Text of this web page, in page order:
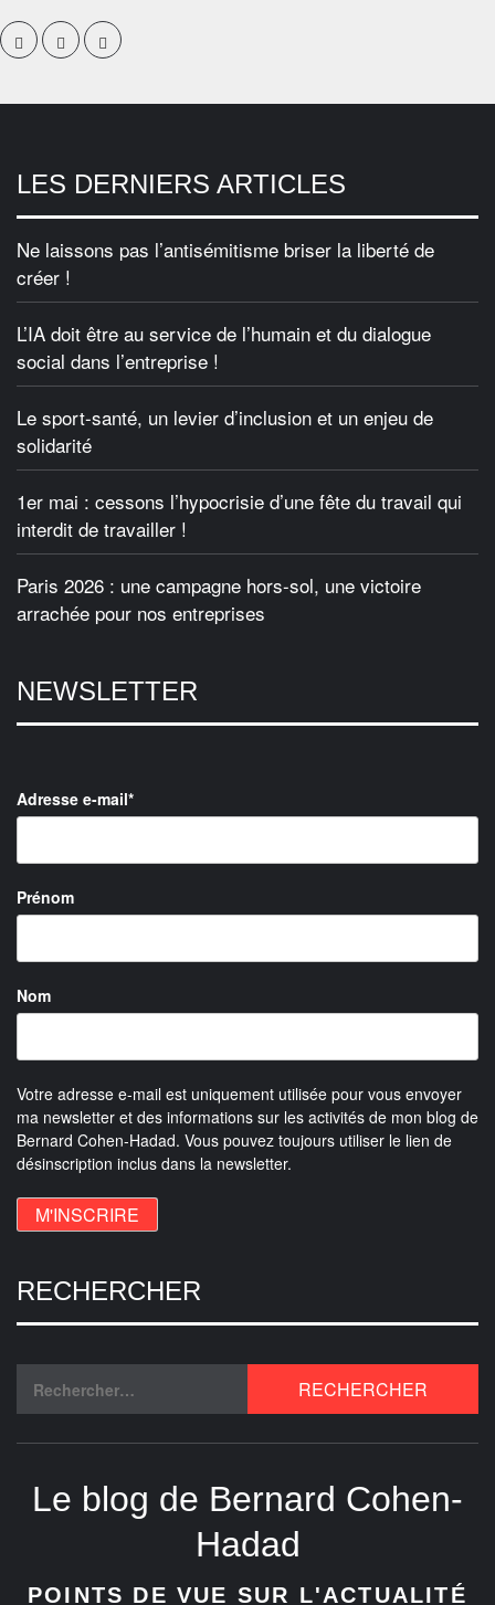
LES DERNIERS ARTICLES
Ne laissons pas l’antisémitisme briser la liberté de
créer !
L’IA doit être au service de l’humain et du dialogue
social dans l’entreprise !
Le sport-santé, un levier d’inclusion et un enjeu de
solidarité
1er mai : cessons l’hypocrisie d’une fête du travail qui
interdit de travailler !
Paris 2026 : une campagne hors-sol, une victoire
arrachée pour nos entreprises
NEWSLETTER
Adresse e-mail*
Prénom
Nom
Votre adresse e-mail est uniquement utilisée pour vous envoyer
ma newsletter et des informations sur les activités de mon blog de
Bernard Cohen-Hadad. Vous pouvez toujours utiliser le lien de
désinscription inclus dans la newsletter.
RECHERCHER
Le blog de Bernard Cohen-
Hadad
POINTS DE VUE SUR L'ACTUALITÉ